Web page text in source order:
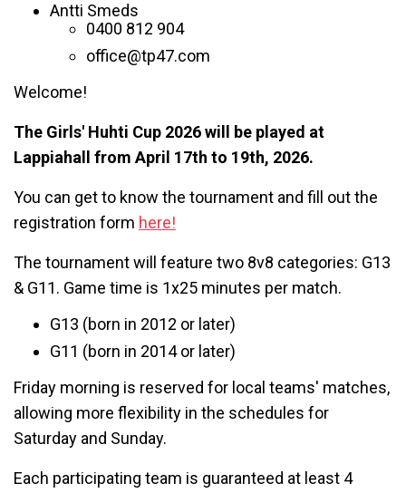
Antti Smeds
0400 812 904
office@tp47.com
Welcome!
The Girls' Huhti Cup 2026 will be played at
Lappiahall from April 17th to 19th, 2026.
You can get to know the tournament and fill out the
registration form here!
The tournament will feature two 8v8 categories: G13
& G11. Game time is 1x25 minutes per match.
G13 (born in 2012 or later)
G11 (born in 2014 or later)
Friday morning is reserved for local teams' matches,
allowing more flexibility in the schedules for
Saturday and Sunday.
Each participating team is guaranteed at least 4